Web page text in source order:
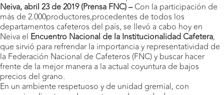
Neiva, abril 23 de 2019 (Prensa FNC) –Con la participación de
más de 2.000productores,procedentes de todos los
departamentos cafeteros del país, se llevó a cabo hoy en
Neiva el Encuentro Nacional de la Institucionalidad Cafetera,
que sirvió para refrendar la importancia y representatividad de
la Federación Nacional de Cafeteros (FNC) y buscar hacer
frente de la mejor manera a la actual coyuntura de bajos
precios del grano.
En un ambiente respetuoso y de unidad gremial, con